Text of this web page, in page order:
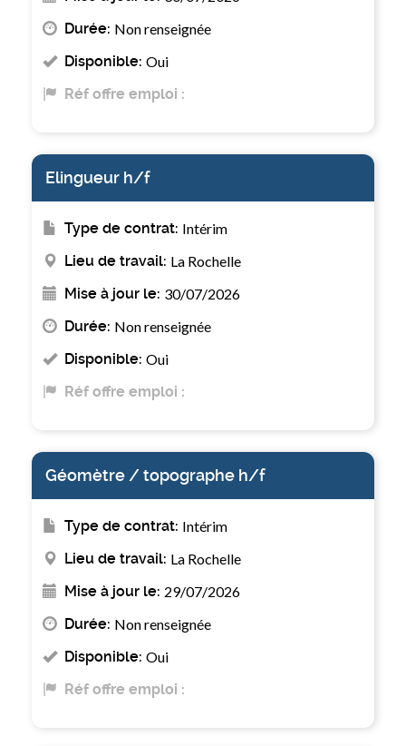
Durée: Non renseignée
Disponible: Oui
Réf offre emploi :
Elingueur h/f
Type de contrat: Intérim
Lieu de travail: La Rochelle
Mise à jour le: 30/07/2026
Durée: Non renseignée
Disponible: Oui
Réf offre emploi :
Géomètre / topographe h/f
Type de contrat: Intérim
Lieu de travail: La Rochelle
Mise à jour le: 29/07/2026
Durée: Non renseignée
Disponible: Oui
Réf offre emploi :